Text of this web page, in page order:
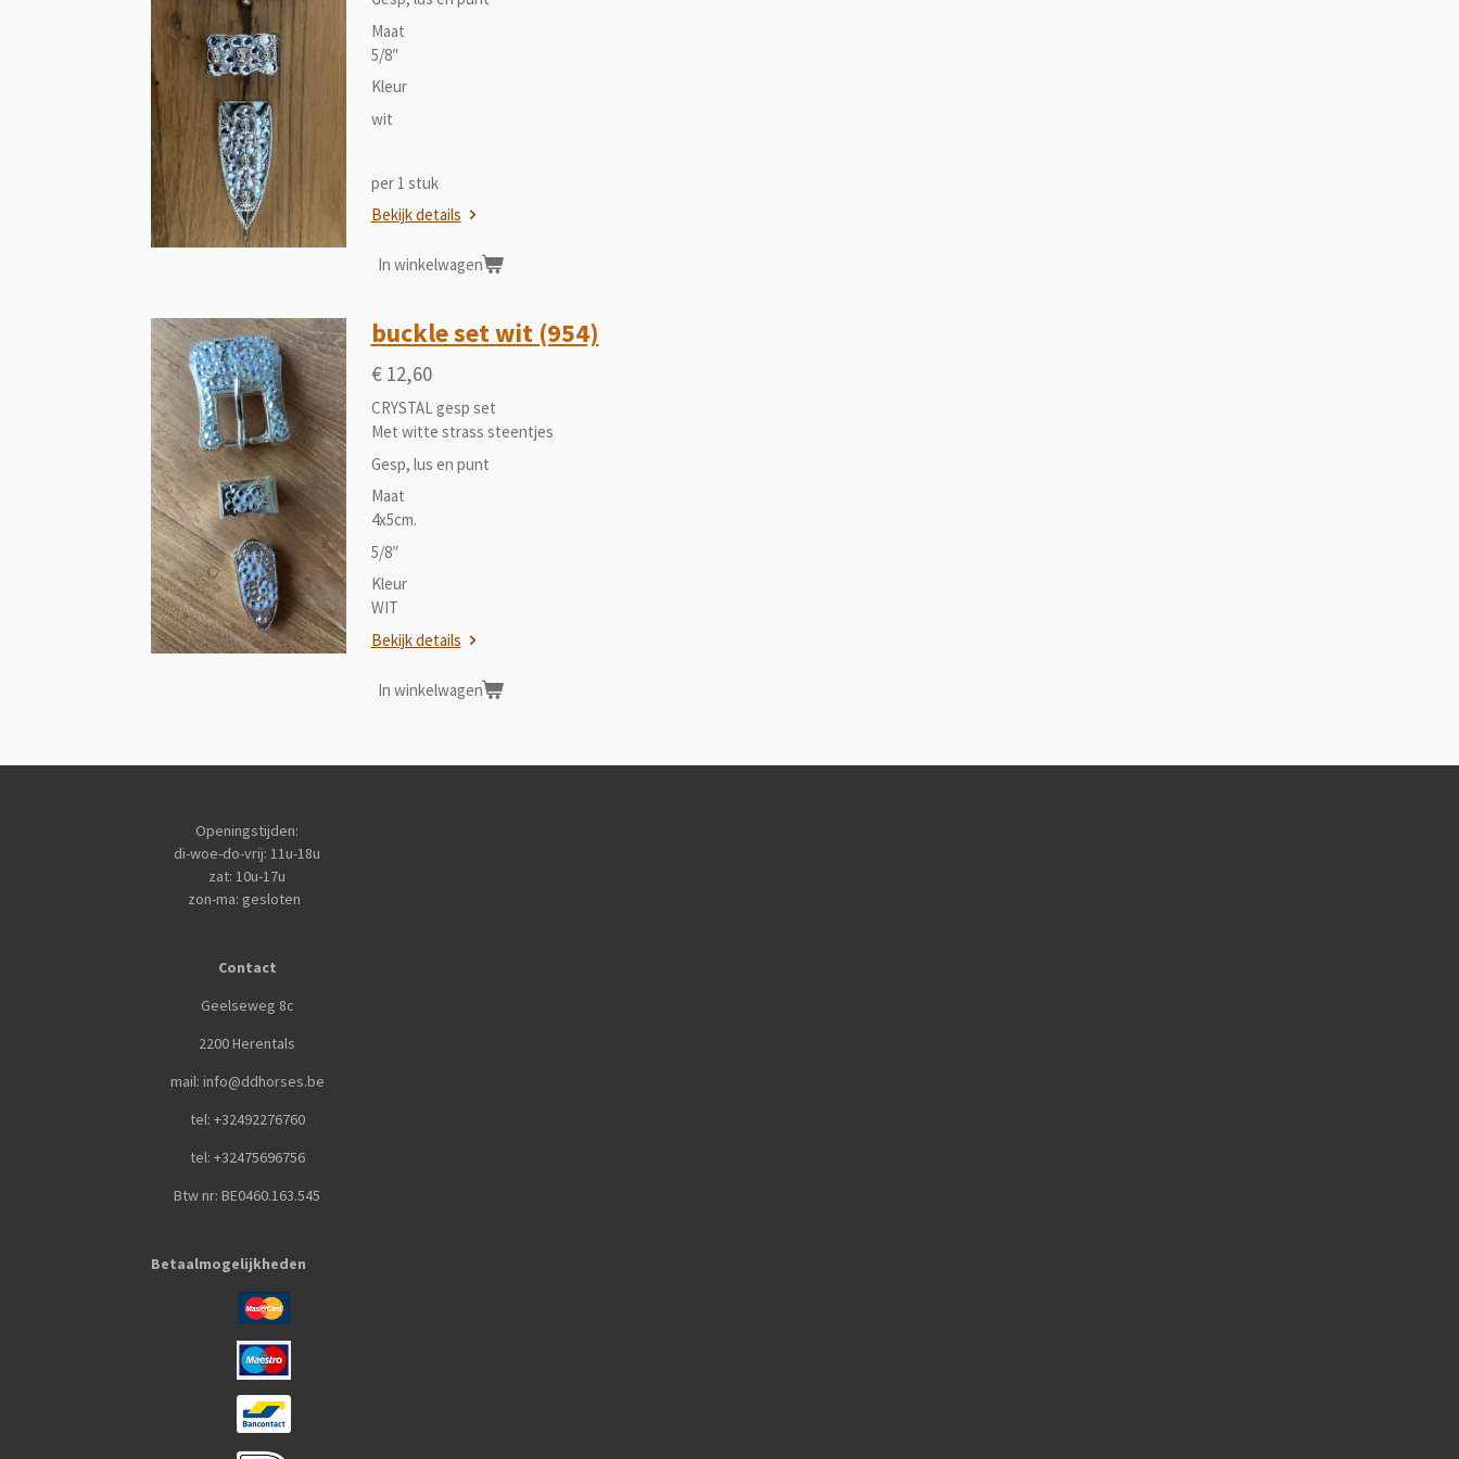
Maat
5/8″
Kleur
wit
per 1 stuk
Bekijk details
In winkelwagen
buckle set wit (954)
€ 12,60
CRYSTAL gesp set
Met witte strass steentjes
Gesp, lus en punt
Maat
4x5cm.
5/8″
Kleur
WIT
Bekijk details
In winkelwagen
Openingstijden:
di-woe-do-vrij: 11u-18u
zat: 10u-17u
zon-ma: gesloten
Contact
Geelseweg 8c
2200 Herentals
mail: info@ddhorses.be
tel: +32492276760
tel: +32475696756
Btw nr: BE0460.163.545
Betaalmogelijkheden